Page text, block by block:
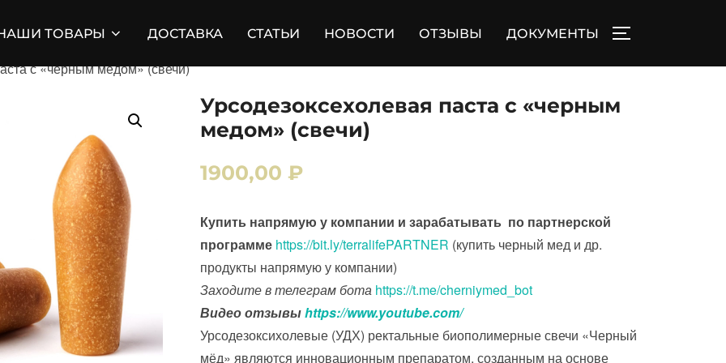
ТОВАРЫ ДОСТАВКА СТАТЬИ НОВОСТИ ОТЗЫВЫ ДОКУМЕНТЫ
с «черным медом» (свечи)
Урсодезоксехолевая паста с «черным
медом» (свечи)
1900,00 ₽
Купить напрямую у компании и зарабатывать по партнерской
программе https://bit.ly/terralifePARTNER (купить черный мед и др.
продукты напрямую у компании)
Заходите в телеграм бота https://t.me/cherniymed_bot
Видео отзывыhttps://www.youtube.com/
Урсодезоксихолевые (УДХ) ректальные биополимерные свечи «Черный
мёд» являются инновационным препаратом, созданным на основе